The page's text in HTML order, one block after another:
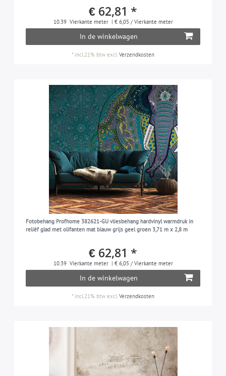
€ 62,81 *
10.39 Vierkante meter | € 6,05 / Vierkante meter
In de winkelwagen
* incl.21% btw excl.Verzendkosten
Fotobehang Profhome 382621-GU vliesbehang hardvinyl warmdruk in
reliëf glad met olifanten mat blauw grijs geel groen 3,71 m x 2,8 m
€ 62,81 *
10.39 Vierkante meter | € 6,05 / Vierkante meter
In de winkelwagen
* incl.21% btw excl.Verzendkosten